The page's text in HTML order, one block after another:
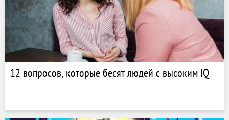
12 вопросов, которые бесят людей с высоким IQ